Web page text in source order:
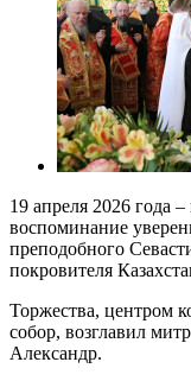
19 апреля 2026 года
воспоминание
преподобного
покровителя
Торжества, центром
собор, возглавил
Александр.